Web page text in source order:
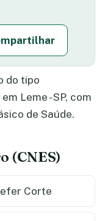
do tipo
Leme - SP, com
de Saúde.
(CNES)
Corte